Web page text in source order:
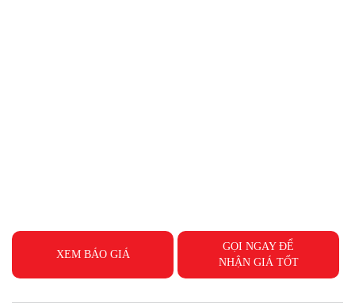
XEM BÁO GIÁ
GỌI NGAY ĐỂ
NHẬN GIÁ TỐT